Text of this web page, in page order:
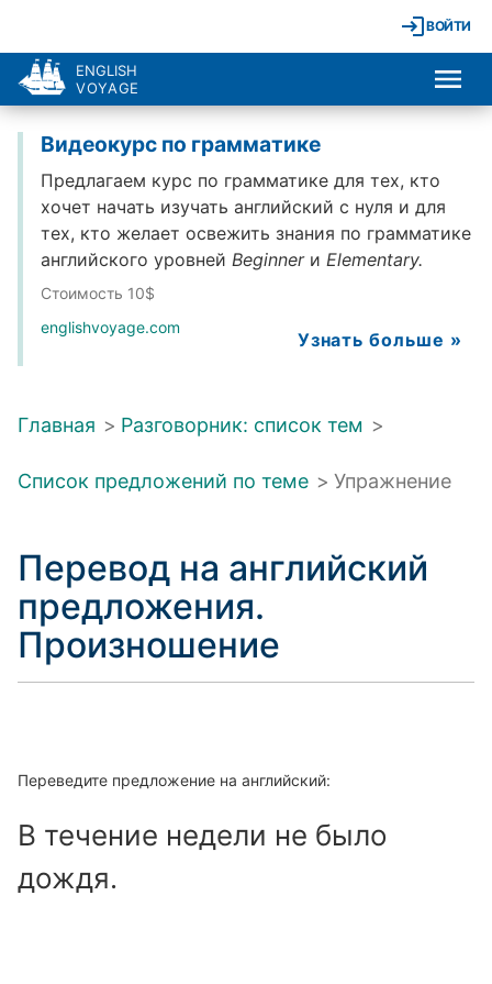
ВОЙТИ
ENGLISH
VOYAGE
Видеокурс по грамматике
Предлагаем курс по грамматике для тех, кто
хочет начать изучать английский с нуля и для
тех, кто желает освежить знания по грамматике
английского уровней Beginnerи Elementary.
Стоимость 10$
englishvoyage.com
Узнать больше »
Главная > Разговорник: список тем >
Список предложений по теме > Упражнение
Перевод на английский
предложения.
Произношение
Переведите предложение на английский:
В течение недели не было
дождя.